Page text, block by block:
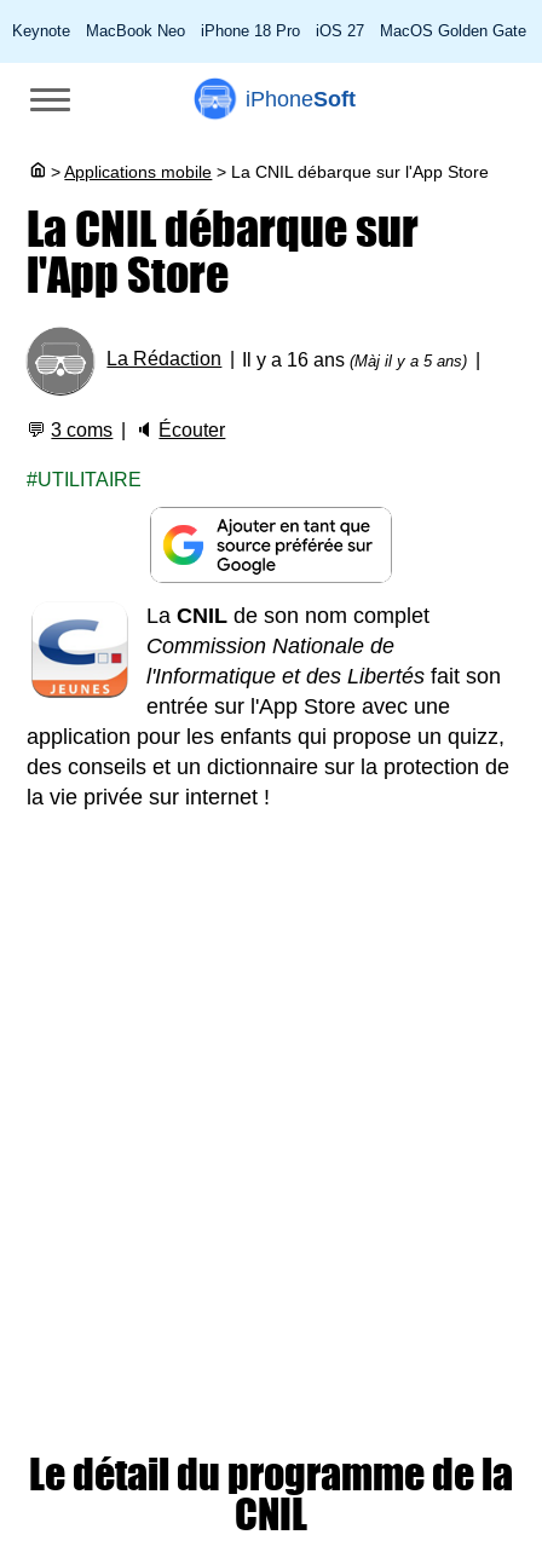
Keynote MacBook Neo iPhone 18 Pro iOS 27 MacOS Golden Gate
iPhoneSoft
> Applications mobile > La CNIL débarque sur l'App Store
La CNIL débarque sur
l'App Store
La Rédaction Il y a 16 ans(Màj il y a 5 ans)
💬3 coms 🔈 Écouter
UTILITAIRE
LaCNIL de son nom complet
Commission Nationale de
l'Informatique et des Libertés fait son
entrée sur l'App Store avec une
application pour les enfants qui propose un quizz,
des conseils et un dictionnaire sur la protection de
la vie privée sur internet !
Le détail du programme de la
CNIL